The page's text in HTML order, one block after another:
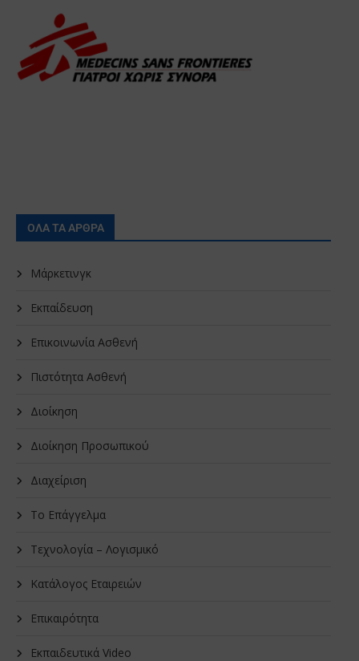
ΟΛΑ ΤΑ ΑΡΘΡΑ
Μάρκετινγκ
Εκπαίδευση
Επικοινωνία Ασθενή
Πιστότητα Ασθενή
Διοίκηση
Διοίκηση Προσωπικού
Διαχείριση
Το Επάγγελμα
Τεχνολογία – Λογισμικό
Κατάλογος Εταιρειών
Επικαιρότητα
Εκπαιδευτικά Video